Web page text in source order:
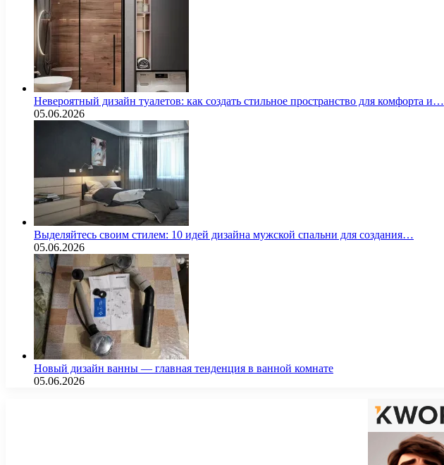
Невероятный дизайн туалетов: как создать стильное пространство для комфорта и…
05.06.2026
Выделяйтесь своим стилем: 10 идей дизайна мужской спальни для создания…
05.06.2026
Новый дизайн ванны — главная тенденция в ванной комнате
05.06.2026